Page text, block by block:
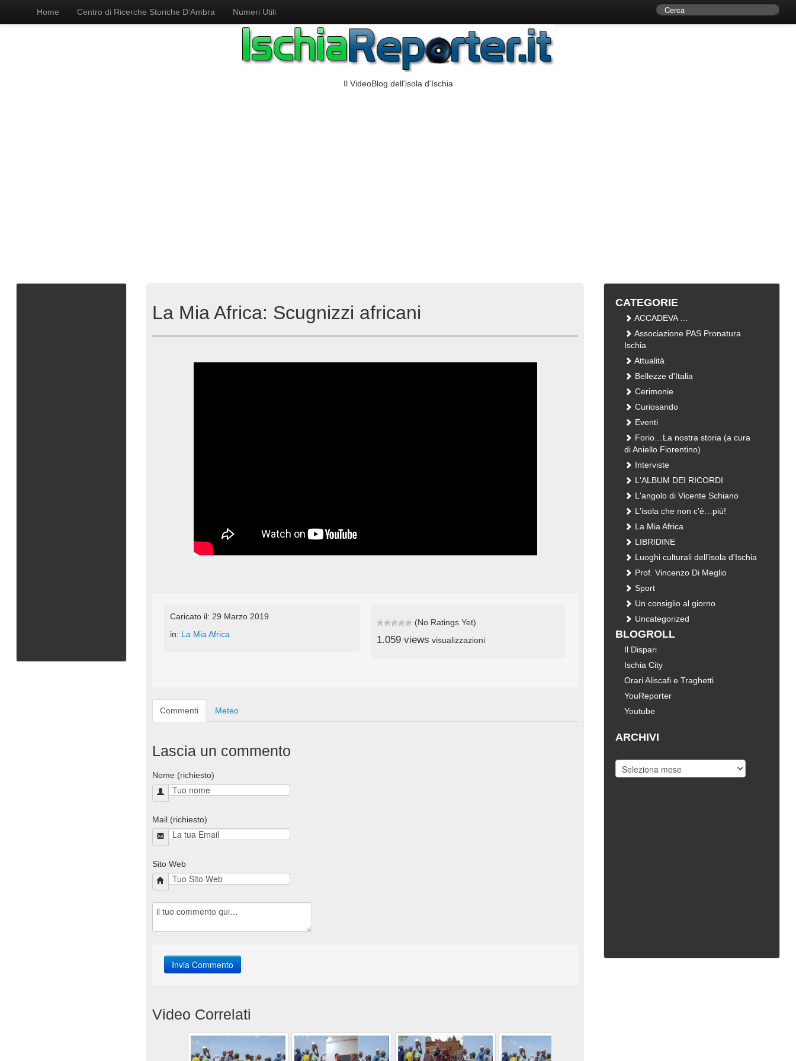
Home Centro di Ricerche Storiche D’Ambra Numeri Utili
Il VideoBlog dell'isola d'Ischia
La Mia Africa: Scugnizzi africani
Caricato il: 29 Marzo 2019
in: La Mia Africa
(No Ratings Yet)
1.059 views visualizzazioni
Commenti Meteo
Lascia un commento
Nome (richiesto)
Mail (richiesto)
Sito Web
Video Correlati
CATEGORIE
ACCADEVA …
Associazione PAS Pronatura
Ischia
Attualità
Bellezze d'Italia
Cerimonie
Curiosando
Eventi
Forio…La nostra storia (a cura
di Aniello Fiorentino)
Interviste
L'ALBUM DEI RICORDI
L'angolo di Vicente Schiano
L'isola che non c'è…più!
La Mia Africa
LIBRIDINE
Luoghi culturali dell'isola d'Ischia
Prof. Vincenzo Di Meglio
Sport
Un consiglio al giorno
Uncategorized
BLOGROLL
Il Dispari
Ischia City
Orari Aliscafi e Traghetti
YouReporter
Youtube
ARCHIVI